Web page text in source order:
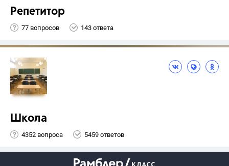
Репетитор
77 вопросов 143 ответа
Школа
4352 вопроса 5459 ответов